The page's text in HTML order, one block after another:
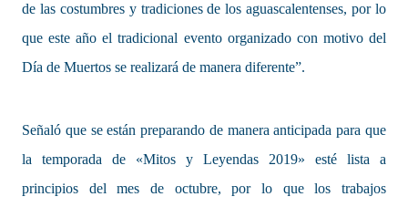
de las costumbres y tradiciones de los aguascalentenses, por lo
que este año el tradicional evento organizado con motivo del
Día de Muertos se realizará de manera diferente”.
Señaló que se están preparando de manera anticipada para que
la temporada de «Mitos y Leyendas 2019» esté lista a
principios del mes de octubre, por lo que los trabajos